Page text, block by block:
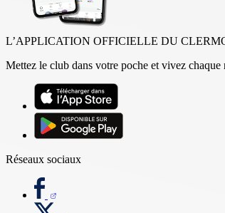
L’APPLICATION OFFICIELLE DU
Mettez le club dans votre poche et vivez chaque
Réseaux sociaux